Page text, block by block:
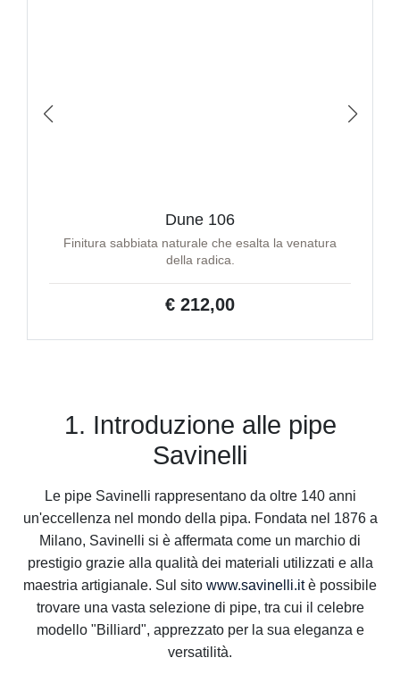
Dune 106
Finitura sabbiata naturale che esalta la venatura
della radica.
€ 212,00
1. Introduzione alle pipe
Savinelli
Le pipe Savinelli rappresentano da oltre 140 anni
un'eccellenza nel mondo della pipa. Fondata nel 1876 a
Milano, Savinelli si è affermata come un marchio di
prestigio grazie alla qualità dei materiali utilizzati e alla
maestria artigianale. Sul sito www.savinelli.itè possibile
trovare una vasta selezione di pipe, tra cui il celebre
modello "Billiard", apprezzato per la sua eleganza e
versatilità.